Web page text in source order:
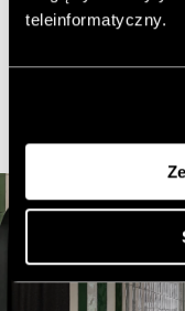
teleinformatyczny.
garderobę, a
włoskie lampy ze